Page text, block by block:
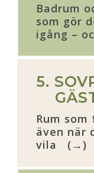
Badrum
som gör
igång –
5.
Rum
även när
vila (→)